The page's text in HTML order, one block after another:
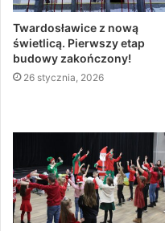
Twardosławice z nową
świetlicą. Pierwszy etap
budowy zakończony!
26 stycznia, 2026